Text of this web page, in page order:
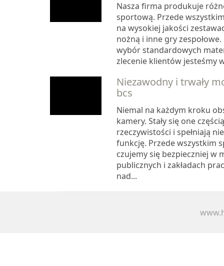
Nasza firma produkuje
sportową. Przede
na wysokiej jakości
nożną i inne gry
wybór standardowych
zlecenie klientów jesteśmy
Niezawodny i trwały
bcs
Niemal na każdym kroku
kamery. Stały się one
rzeczywistości i spełniają
funkcję. Przede wszystkim
czujemy się bezpieczniej w
publicznych i zakładach
nad...